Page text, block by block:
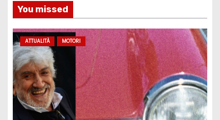
You missed
ATTUALITÀ MOTORI